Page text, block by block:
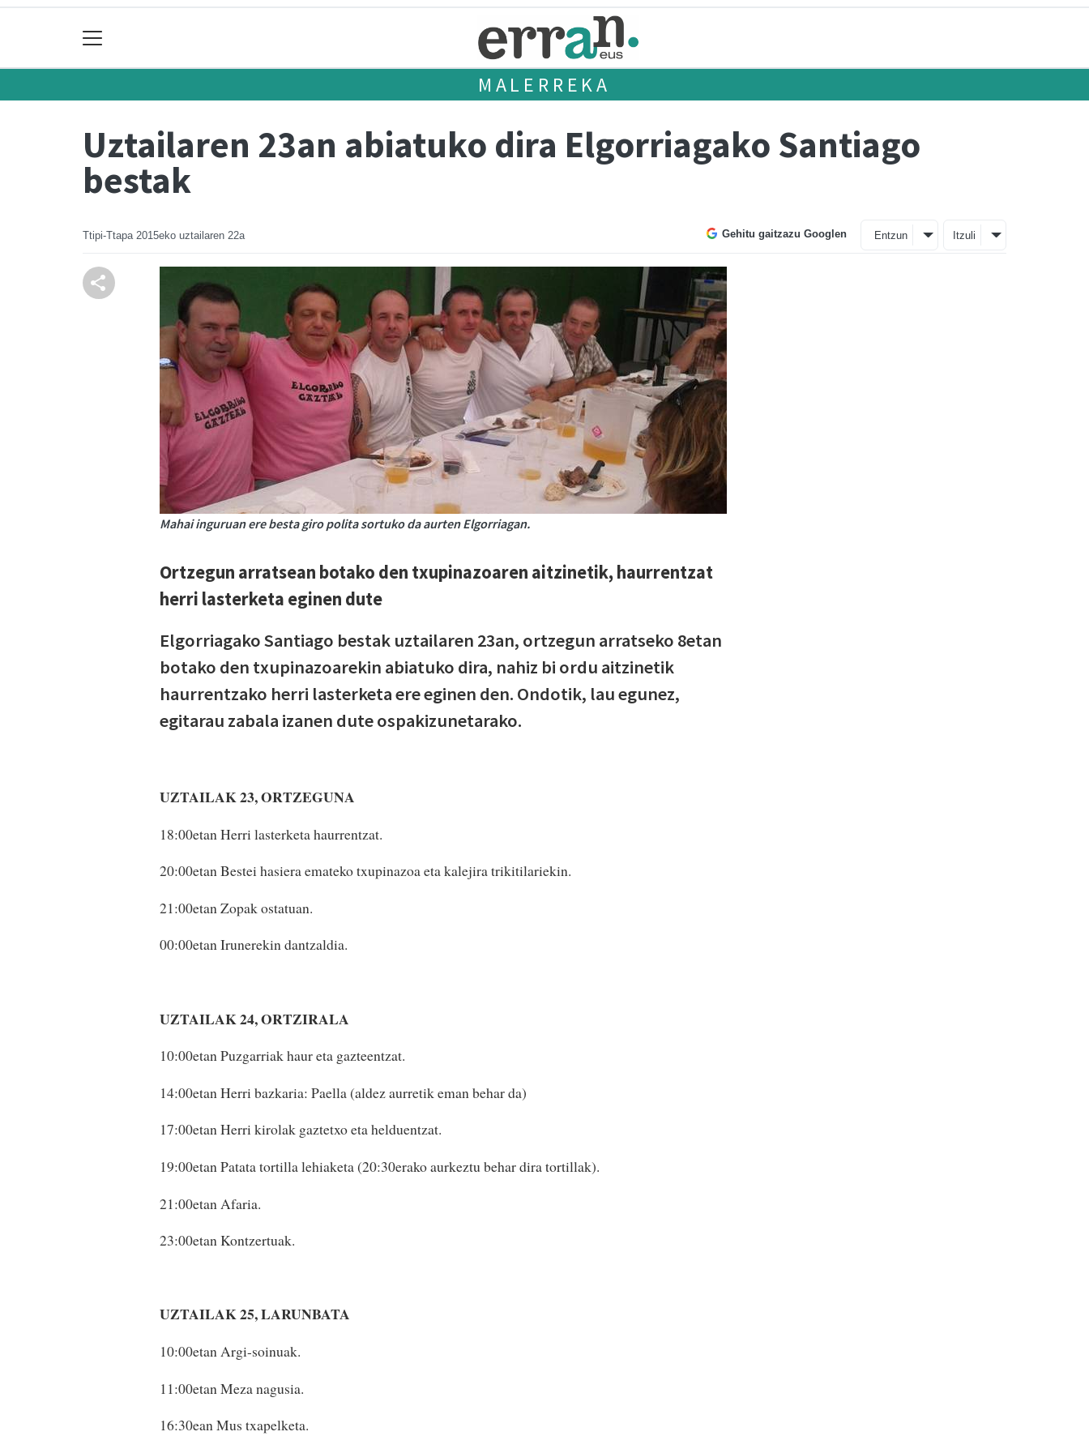
MALERREKA
Uztailaren 23an abiatuko dira Elgorriagako Santiago
bestak
Ttipi-Ttapa 2015eko uztailaren 22a Gehitu gaitzazu Googlen Entzun Itzuli
Mahai inguruan ere besta giro polita sortuko da aurten Elgorriagan.
Ortzegun arratsean botako den txupinazoaren aitzinetik, haurrentzat
herri lasterketa eginen dute
Elgorriagako Santiago bestak uztailaren 23an, ortzegun arratseko 8etan
botako den txupinazoarekin abiatuko dira, nahiz bi ordu aitzinetik
haurrentzako herri lasterketa ere eginen den. Ondotik, lau egunez,
egitarau zabala izanen dute ospakizunetarako.
UZTAILAK 23, ORTZEGUNA
18:00etan Herri lasterketa haurrentzat.
20:00etan Bestei hasiera emateko txupinazoa eta kalejira trikitilariekin.
21:00etan Zopak ostatuan.
00:00etan Irunerekin dantzaldia.
UZTAILAK 24, ORTZIRALA
10:00etan Puzgarriak haur eta gazteentzat.
14:00etan Herri bazkaria: Paella (aldez aurretik eman behar da)
17:00etan Herri kirolak gaztetxo eta helduentzat.
19:00etan Patata tortilla lehiaketa (20:30erako aurkeztu behar dira tortillak).
21:00etan Afaria.
23:00etan Kontzertuak.
UZTAILAK 25, LARUNBATA
10:00etan Argi-soinuak.
11:00etan Meza nagusia.
16:30ean Mus txapelketa.